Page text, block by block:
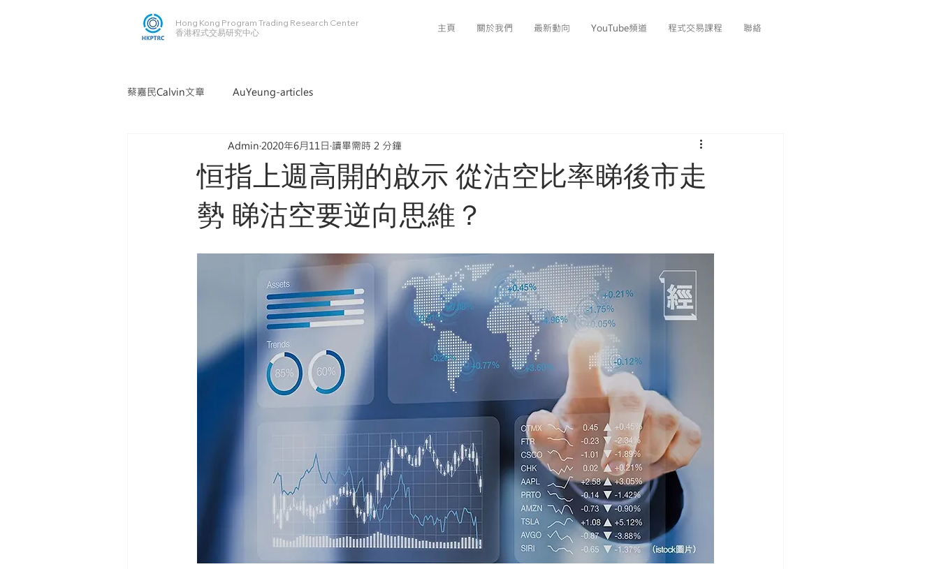
Hong Kong Program Trading Research Center
​​香港程式交易研究中心
主頁 關於我們 最新動向 YouTube頻道 程式交易課程 聯絡
蔡嘉民Calvin文章 AuYeung-articles
恒指上週高開的啟示 從沽空比率睇後市走
勢 睇沽空要逆向思維？
Admin 2020年6月11日 讀畢需時 2 分鐘